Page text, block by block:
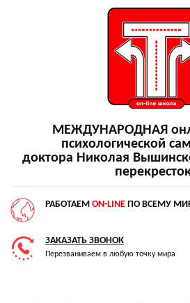
МЕЖДУНАРОДНАЯ
психологической
доктора Николая
РАБОТАЕМ ON-LINE ПО ВСЕМУ
ЗАКАЗАТЬ ЗВОНОК
Перезваниваем в любую точку мира